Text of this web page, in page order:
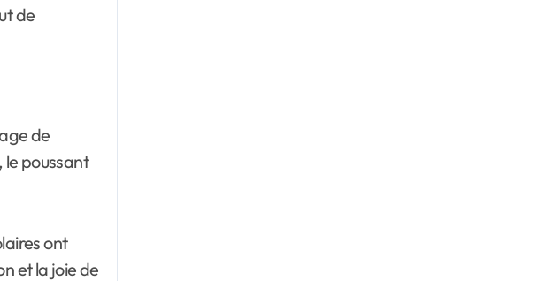
de
de
le poussant
ont
et la joie de